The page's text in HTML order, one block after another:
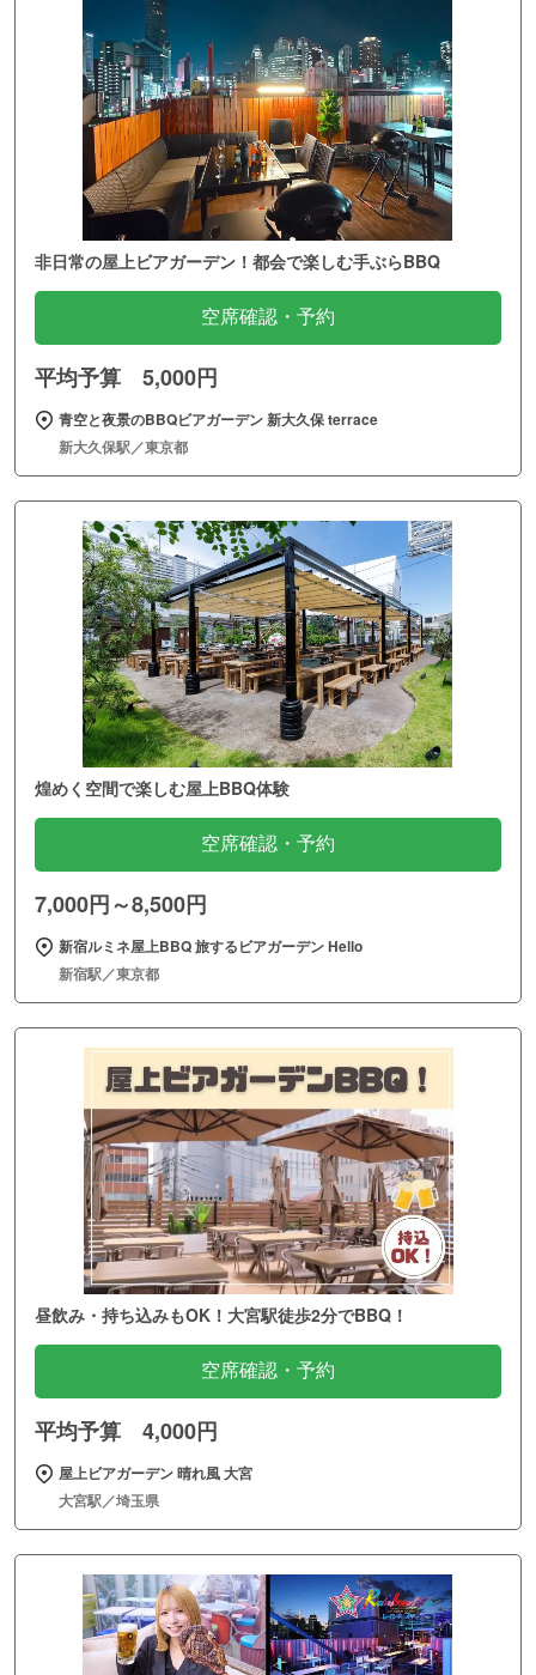
非日常の屋上ビアガーデン！都会で楽しむ手ぶらBBQ
空席確認・予約
平均予算 5,000円
青空と夜景のBBQビアガーデン 新大久保 terrace
新大久保駅／東京都
煌めく空間で楽しむ屋上BBQ体験
空席確認・予約
7,000円～8,500円
新宿ルミネ屋上BBQ 旅するビアガーデン Hello
新宿駅／東京都
昼飲み・持ち込みもOK！大宮駅徒歩2分でBBQ！
空席確認・予約
平均予算 4,000円
屋上ビアガーデン 晴れ風 大宮
大宮駅／埼玉県